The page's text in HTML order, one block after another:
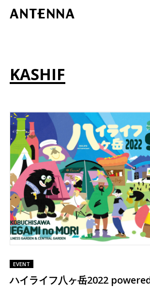
KASHIF
EVENT
ハイライフ八ヶ岳2022